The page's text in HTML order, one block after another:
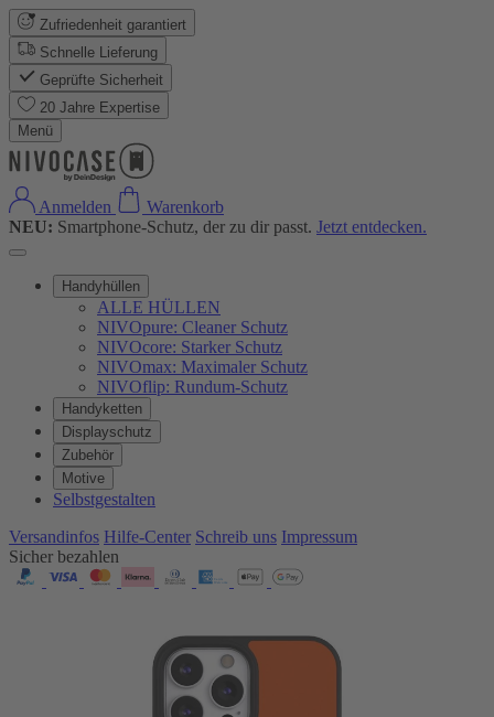
Zufriedenheit garantiert
Schnelle Lieferung
Geprüfte Sicherheit
20 Jahre Expertise
Menü
Anmelden
Warenkorb
NEU: Smartphone-Schutz, der zu dir passt. Jetzt entdecken.
Handyhüllen
ALLE HÜLLEN
NIVOpure: Cleaner Schutz
NIVOcore: Starker Schutz
NIVOmax: Maximaler Schutz
NIVOflip: Rundum-Schutz
Handyketten
Displayschutz
Zubehör
Motive
Selbstgestalten
Versandinfos Hilfe-Center Schreib uns Impressum
Sicher bezahlen